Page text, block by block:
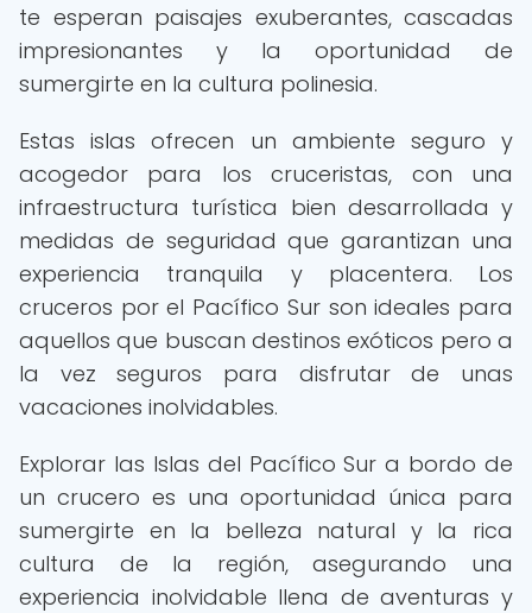
te esperan paisajes exuberantes, cascadas
impresionantes y la oportunidad de
sumergirte en la cultura polinesia.
Estas islas ofrecen un ambiente seguro y
acogedor para los cruceristas, con una
infraestructura turística bien desarrollada y
medidas de seguridad que garantizan una
experiencia tranquila y placentera. Los
cruceros por el Pacífico Sur son ideales para
aquellos que buscan destinos exóticos pero a
la vez seguros para disfrutar de unas
vacaciones inolvidables.
Explorar las Islas del Pacífico Sur a bordo de
un crucero es una oportunidad única para
sumergirte en la belleza natural y la rica
cultura de la región, asegurando una
experiencia inolvidable llena de aventuras y